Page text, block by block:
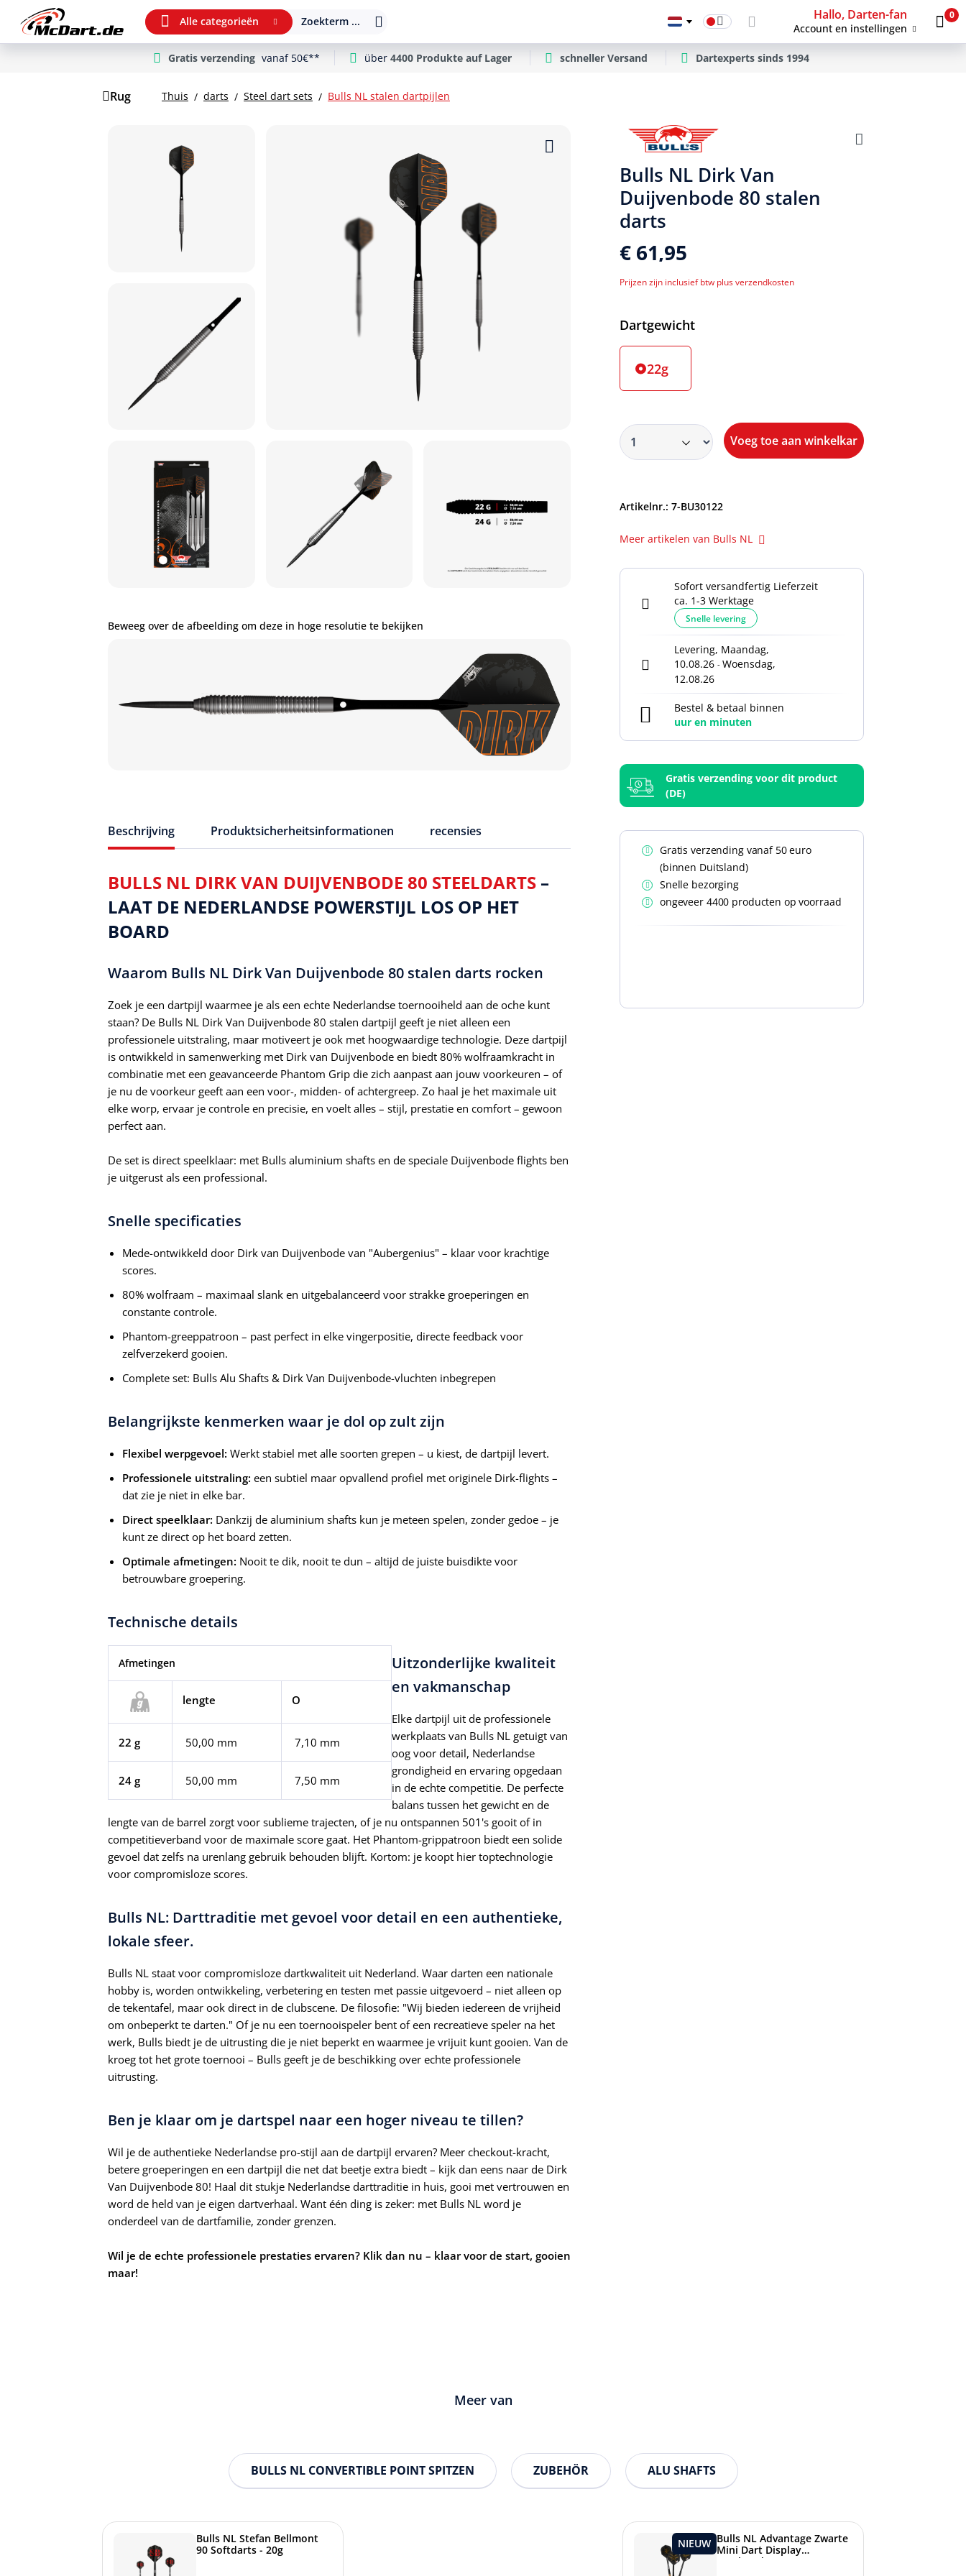
Ga naar de hoofdnavigatie
Alle categorieën Zoekterm ... Hallo, Darten-fan
Account en instellingen
0
Gratis verzending vanaf 50€** über 4400 Produkte auf Lager schneller Versand Dartexperts sinds 1994
Rug Thuis darts Steel dart sets Bulls NL stalen dartpijlen
Beweeg over de afbeelding om deze in hoge resolutie te bekijken
Beschrijving Produktsicherheitsinformationen recensies
BULLS NL DIRK VAN DUIJVENBODE 80 STEELDARTS –
LAAT DE NEDERLANDSE POWERSTIJL LOS OP HET
BOARD
Waarom Bulls NL Dirk Van Duijvenbode 80 stalen darts rocken
Zoek je een dartpijl waarmee je als een echte Nederlandse toernooiheld aan de oche kunt
staan? De Bulls NL Dirk Van Duijvenbode 80 stalen dartpijl geeft je niet alleen een
professionele uitstraling, maar motiveert je ook met hoogwaardige technologie. Deze dartpijl
is ontwikkeld in samenwerking met Dirk van Duijvenbode en biedt 80% wolfraamkracht in
combinatie met een geavanceerde Phantom Grip die zich aanpast aan jouw voorkeuren – of
je nu de voorkeur geeft aan een voor-, midden- of achtergreep. Zo haal je het maximale uit
elke worp, ervaar je controle en precisie, en voelt alles – stijl, prestatie en comfort – gewoon
perfect aan.
De set is direct speelklaar: met Bulls aluminium shafts en de speciale Duijvenbode flights ben
je uitgerust als een professional.
Snelle specificaties
Mede-ontwikkeld door Dirk van Duijvenbode van "Aubergenius" – klaar voor krachtige
scores.
80% wolfraam – maximaal slank en uitgebalanceerd voor strakke groeperingen en
constante controle.
Phantom-greeppatroon – past perfect in elke vingerpositie, directe feedback voor
zelfverzekerd gooien.
Complete set: Bulls Alu Shafts & Dirk Van Duijvenbode-vluchten inbegrepen
Belangrijkste kenmerken waar je dol op zult zijn
Flexibel werpgevoel: Werkt stabiel met alle soorten grepen – u kiest, de dartpijl levert.
Professionele uitstraling: een subtiel maar opvallend profiel met originele Dirk-flights –
dat zie je niet in elke bar.
Direct speelklaar: Dankzij de aluminium shafts kun je meteen spelen, zonder gedoe – je
kunt ze direct op het board zetten.
Optimale afmetingen: Nooit te dik, nooit te dun – altijd de juiste buisdikte voor
betrouwbare groepering.
Technische details
Afmetingen
lengte O
22 g 50,00 mm 7,10 mm
24 g 50,00 mm 7,50 mm
Uitzonderlijke kwaliteit
en vakmanschap
Elke dartpijl uit de professionele
werkplaats van Bulls NL getuigt van
oog voor detail, Nederlandse
grondigheid en ervaring opgedaan
in de echte competitie. De perfecte
balans tussen het gewicht en de
lengte van de barrel zorgt voor sublieme trajecten, of je nu ontspannen 501's gooit of in
competitieverband voor de maximale score gaat. Het Phantom-grippatroon biedt een solide
gevoel dat zelfs na urenlang gebruik behouden blijft. Kortom: je koopt hier toptechnologie
voor compromisloze scores.
Bulls NL: Darttraditie met gevoel voor detail en een authentieke,
lokale sfeer.
Bulls NL staat voor compromisloze dartkwaliteit uit Nederland. Waar darten een nationale
hobby is, worden ontwikkeling, verbetering en testen met passie uitgevoerd – niet alleen op
de tekentafel, maar ook direct in de clubscene. De filosofie: "Wij bieden iedereen de vrijheid
om onbeperkt te darten." Of je nu een toernooispeler bent of een recreatieve speler na het
werk, Bulls biedt je de uitrusting die je niet beperkt en waarmee je vrijuit kunt gooien. Van de
kroeg tot het grote toernooi – Bulls geeft je de beschikking over echte professionele
uitrusting.
Ben je klaar om je dartspel naar een hoger niveau te tillen?
Wil je de authentieke Nederlandse pro-stijl aan de dartpijl ervaren? Meer checkout-kracht,
betere groeperingen en een dartpijl die net dat beetje extra biedt – kijk dan eens naar de Dirk
Van Duijvenbode 80! Haal dit stukje Nederlandse darttraditie in huis, gooi met vertrouwen en
word de held van je eigen dartverhaal. Want één ding is zeker: met Bulls NL word je
onderdeel van de dartfamilie, zonder grenzen.
Wil je de echte professionele prestaties ervaren? Klik dan nu – klaar voor de start, gooien
maar!
Bulls NL Dirk Van
Duijvenbode 80 stalen
darts
€ 61,95
Prijzen zijn inclusief btw plus verzendkosten
Selecteer
Dartgewicht
22g
Voeg toe aan winkelkar
Artikelnr.: 7-BU30122
Meer artikelen van Bulls NL
Sofort versandfertig Lieferzeit
ca. 1-3 Werktage
Snelle levering
Levering, Maandag,
10.08.26 - Woensdag,
12.08.26
Bestel & betaal binnen
uur en minuten
Gratis verzending voor dit product
(DE)
Gratis verzending vanaf 50 euro
(binnen Duitsland)
Snelle bezorging
ongeveer 4400 producten op voorraad
Meer van
BULLS NL CONVERTIBLE POINT SPITZEN ZUBEHÖR ALU SHAFTS
Bulls NL Stefan Bellmont
90 Softdarts - 20g
NIEUW Bulls NL Advantage Zwarte
Mini Dart Display
Darthouder